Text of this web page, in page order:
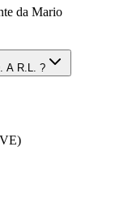
da Mario
A R.L. ?